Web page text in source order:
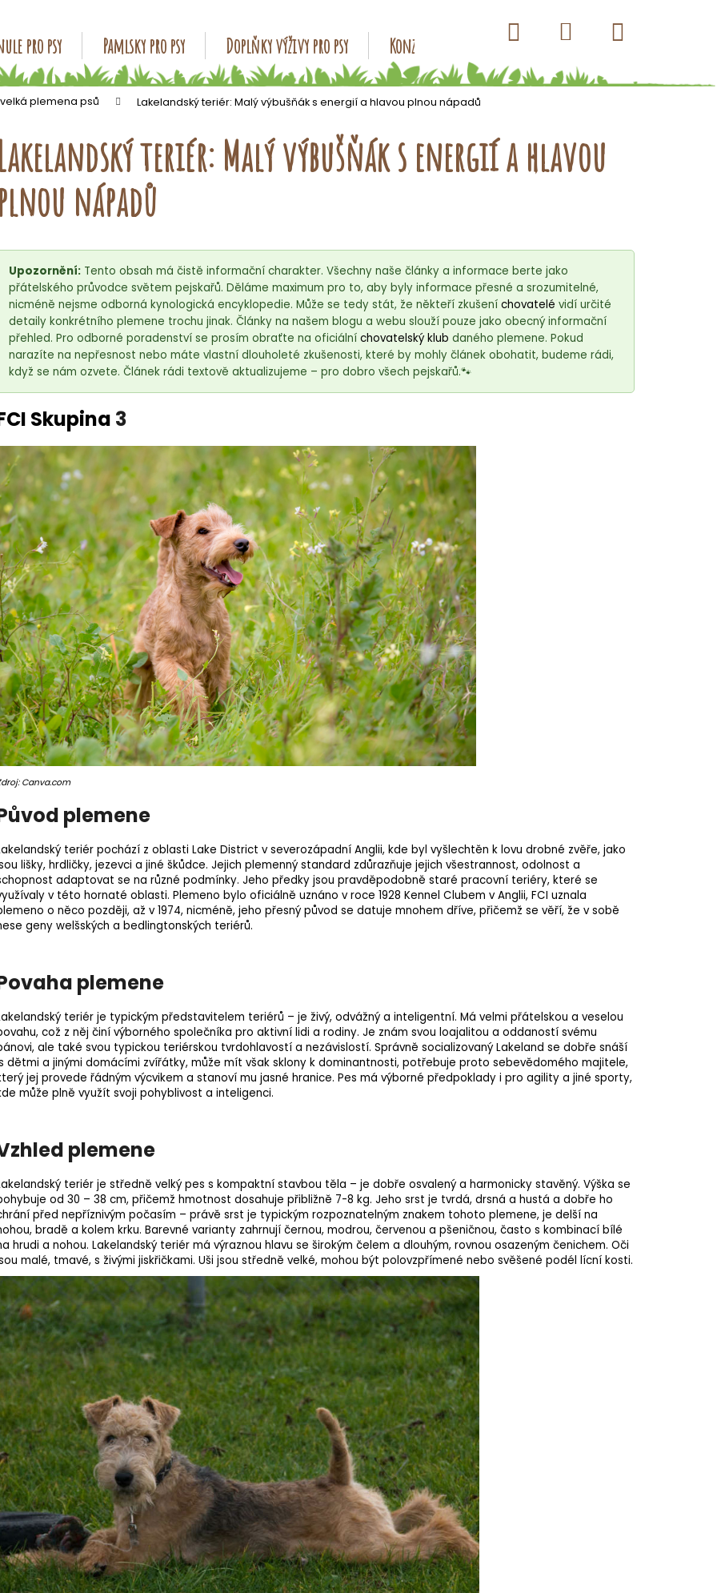
pro psy Pamlsky pro psy Doplňky výživy pro psy Konzervy pro psy Kapsičky pro psy
Hledat Přihlášení
košík
plemena psů Lakelandský teriér: Malý výbušňák s energií a hlavou plnou nápadů
teriér: Malý výbušňák s energií a hlavou
nápadů
Upozornění: Tento obsah má čistě informační charakter. Všechny naše články a informace berte jako
přátelského průvodce světem pejskařů. Děláme maximum pro to, aby byly informace přesné a srozumitelné,
nicméně nejsme odborná kynologická encyklopedie. Může se tedy stát, že někteří zkušení chovatelé vidí určité
detaily konkrétního plemene trochu jinak. Články na našem blogu a webu slouží pouze jako obecný informační
přehled. Pro odborné poradenství se prosím obraťte na oficiální chovatelský klub daného plemene. Pokud
narazíte na nepřesnost nebo máte vlastní dlouholeté zkušenosti, které by mohly článek obohatit, budeme rádi,
když se nám ozvete. Článek rádi textově aktualizujeme – pro dobro všech pejskařů.🐾
Skupina 3
Canva.com
plemene
teriér pochází z oblasti Lake District v severozápadní Anglii, kde byl vyšlechtěn k lovu drobné zvěře, jako
lišky, hrdličky, jezevci a jiné škůdce. Jejich plemenný standard zdůrazňuje jejich všestrannost, odolnost a
adaptovat se na různé podmínky. Jeho předky jsou pravděpodobně staré pracovní teriéry, které se
v této hornaté oblasti. Plemeno bylo oficiálně uznáno v roce 1928 Kennel Clubem v Anglii, FCI uznala
o něco později, až v 1974, nicméně, jeho přesný původ se datuje mnohem dříve, přičemž se věří, že v sobě
geny welšských a bedlingtonských teriérů.
plemene
teriér je typickým představitelem teriérů – je živý, odvážný a inteligentní. Má velmi přátelskou a veselou
což z něj činí výborného společníka pro aktivní lidi a rodiny. Je znám svou loajalitou a oddaností svému
ale také svou typickou teriérskou tvrdohlavostí a nezávislostí. Správně socializovaný Lakeland se dobře snáší
dětmi a jinými domácími zvířátky, může mít však sklony k dominantnosti, potřebuje proto sebevědomého majitele,
jej provede řádným výcvikem a stanoví mu jasné hranice. Pes má výborné předpoklady i pro agility a jiné sporty,
může plně využít svoji pohyblivost a inteligenci.
plemene
teriér je středně velký pes s kompaktní stavbou těla – je dobře osvalený a harmonicky stavěný. Výška se
od 30 – 38 cm, přičemž hmotnost dosahuje přibližně 7-8 kg. Jeho srst je tvrdá, drsná a hustá a dobře ho
před nepříznivým počasím – právě srst je typickým rozpoznatelným znakem tohoto plemene, je delší na
bradě a kolem krku. Barevné varianty zahrnují černou, modrou, červenou a pšeničnou, často s kombinací bílé
hrudi a nohou. Lakelandský teriér má výraznou hlavu se širokým čelem a dlouhým, rovnou osazeným čenichem. Oči
malé, tmavé, s živými jiskřičkami. Uši jsou středně velké, mohou být polovzpřímené nebo svěšené podél lícní kosti.
Co potřebujete najít?
HLEDAT
Doporučujeme